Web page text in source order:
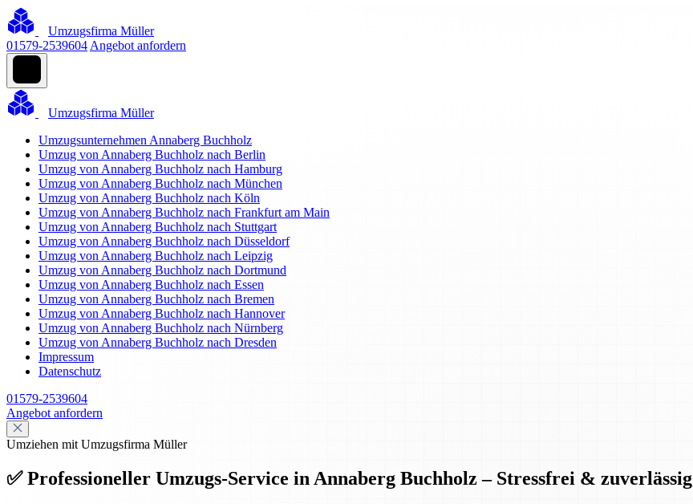
Umzugsfirma Müller
01579-2539604 Angebot anfordern
Umzugsfirma Müller
Umzugsunternehmen Annaberg Buchholz
Umzug von Annaberg Buchholz nach Berlin
Umzug von Annaberg Buchholz nach Hamburg
Umzug von Annaberg Buchholz nach München
Umzug von Annaberg Buchholz nach Köln
Umzug von Annaberg Buchholz nach Frankfurt am Main
Umzug von Annaberg Buchholz nach Stuttgart
Umzug von Annaberg Buchholz nach Düsseldorf
Umzug von Annaberg Buchholz nach Leipzig
Umzug von Annaberg Buchholz nach Dortmund
Umzug von Annaberg Buchholz nach Essen
Umzug von Annaberg Buchholz nach Bremen
Umzug von Annaberg Buchholz nach Hannover
Umzug von Annaberg Buchholz nach Nürnberg
Umzug von Annaberg Buchholz nach Dresden
Impressum
Datenschutz
01579-2539604
Angebot anfordern
Umziehen mit Umzugsfirma Müller
✅ Professioneller Umzugs-Service in Annaberg Buchholz – Stressfrei & zuverlässig